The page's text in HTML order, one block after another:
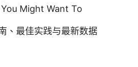
Might Want To
、最佳实践与最新数据